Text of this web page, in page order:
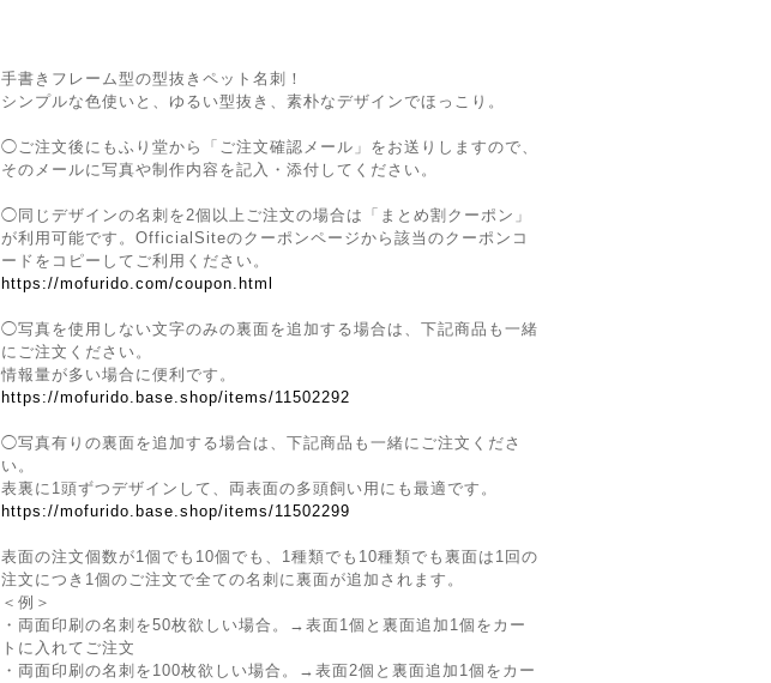
手書きフレーム型の型抜きペット名刺！
シンプルな色使いと、ゆるい型抜き、素朴なデザインでほっこり。
◯ご注文後にもふり堂から「ご注文確認メール」をお送りしますので、
そのメールに写真や制作内容を記入・添付してください。
◯同じデザインの名刺を2個以上ご注文の場合は「まとめ割クーポン」
が利用可能です。OfficialSiteのクーポンページから該当のクーポンコ
ードをコピーしてご利用ください。
https://mofurido.com/coupon.html
◯写真を使用しない文字のみの裏面を追加する場合は、下記商品も一緒
にご注文ください。
情報量が多い場合に便利です。
https://mofurido.base.shop/items/11502292
◯写真有りの裏面を追加する場合は、下記商品も一緒にご注文くださ
い。
表裏に1頭ずつデザインして、両表面の多頭飼い用にも最適です。
https://mofurido.base.shop/items/11502299
表面の注文個数が1個でも10個でも、1種類でも10種類でも裏面は1回の
注文につき1個のご注文で全ての名刺に裏面が追加されます。
＜例＞
・両面印刷の名刺を50枚欲しい場合。→表面1個と裏面追加1個をカー
トに入れてご注文
・両面印刷の名刺を100枚欲しい場合。→表面2個と裏面追加1個をカー